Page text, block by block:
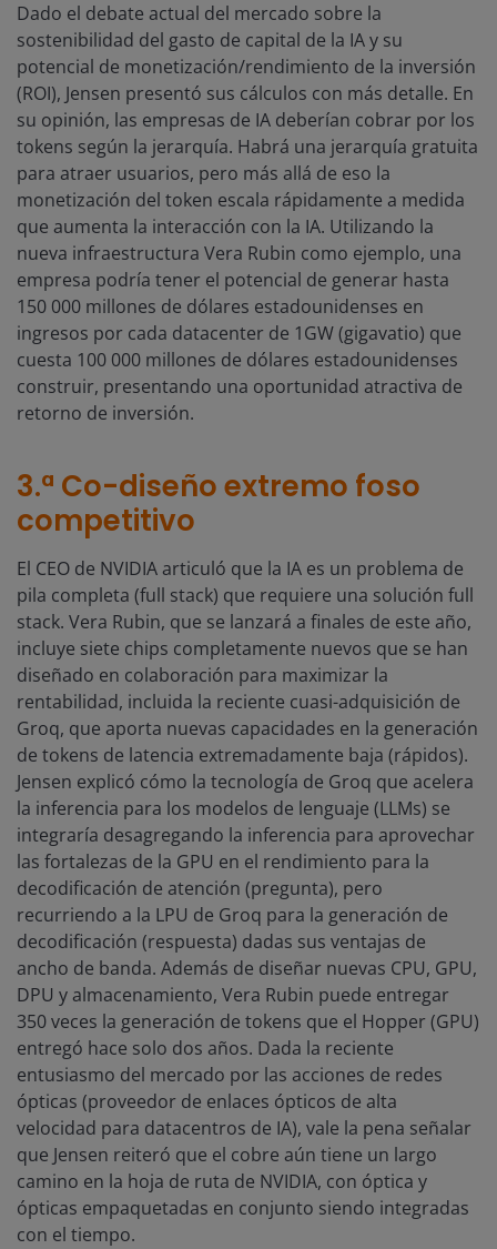
Dado el debate actual del mercado sobre la
sostenibilidad del gasto de capital de la IA y su
potencial de monetización/rendimiento de la inversión
(ROI), Jensen presentó sus cálculos con más detalle. En
su opinión, las empresas de IA deberían cobrar por los
tokens según la jerarquía. Habrá una jerarquía gratuita
para atraer usuarios, pero más allá de eso la
monetización del token escala rápidamente a medida
que aumenta la interacción con la IA. Utilizando la
nueva infraestructura Vera Rubin como ejemplo, una
empresa podría tener el potencial de generar hasta
150 000 millones de dólares estadounidenses en
ingresos por cada datacenter de 1GW (gigavatio) que
cuesta 100 000 millones de dólares estadounidenses
construir, presentando una oportunidad atractiva de
retorno de inversión.
3.ª Co-diseño extremo foso
competitivo
El CEO de NVIDIA articuló que la IA es un problema de
pila completa (full stack) que requiere una solución full
stack. Vera Rubin, que se lanzará a finales de este año,
incluye siete chips completamente nuevos que se han
diseñado en colaboración para maximizar la
rentabilidad, incluida la reciente cuasi-adquisición de
Groq, que aporta nuevas capacidades en la generación
de tokens de latencia extremadamente baja (rápidos).
Jensen explicó cómo la tecnología de Groq que acelera
la inferencia para los modelos de lenguaje (LLMs) se
integraría desagregando la inferencia para aprovechar
las fortalezas de la GPU en el rendimiento para la
decodificación de atención (pregunta), pero
recurriendo a la LPU de Groq para la generación de
decodificación (respuesta) dadas sus ventajas de
ancho de banda. Además de diseñar nuevas CPU, GPU,
DPU y almacenamiento, Vera Rubin puede entregar
350 veces la generación de tokens que el Hopper (GPU)
entregó hace solo dos años. Dada la reciente
entusiasmo del mercado por las acciones de redes
ópticas (proveedor de enlaces ópticos de alta
velocidad para datacentros de IA), vale la pena señalar
que Jensen reiteró que el cobre aún tiene un largo
camino en la hoja de ruta de NVIDIA, con óptica y
ópticas empaquetadas en conjunto siendo integradas
con el tiempo.